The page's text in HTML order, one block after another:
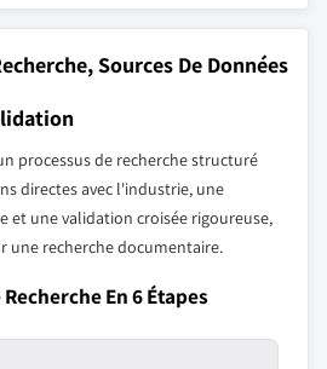
Sources De Données
processus de recherche structuré
directes avec l'industrie, une
et une validation croisée rigoureuse,
une recherche documentaire.
En 6 Étapes